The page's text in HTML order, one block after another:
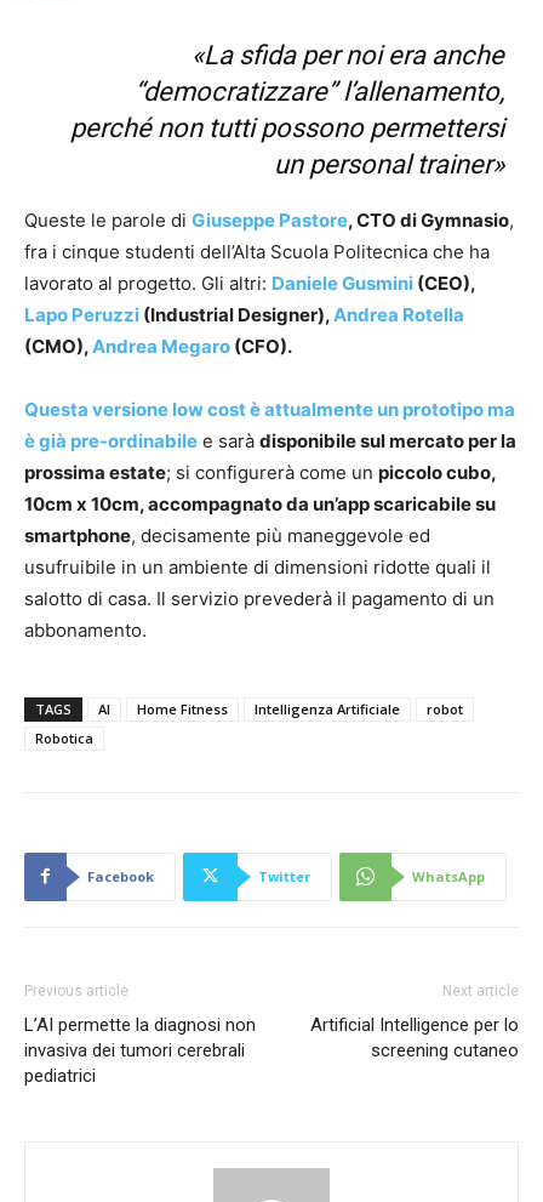
«La sfida per noi era anche
“democratizzare” l’allenamento,
perché non tutti possono permettersi
un personal trainer»
Queste le parole di Giuseppe Pastore, CTO di Gymnasio,
fra i cinque studenti dell’Alta Scuola Politecnica che ha
lavorato al progetto. Gli altri: Daniele Gusmini (CEO),
Lapo Peruzzi (Industrial Designer),Andrea Rotella
(CMO),Andrea Megaro (CFO).
Questa versione low cost è attualmente un prototipo ma
è già pre-ordinabile e sarà disponibile sul mercato per la
prossima estate; si configurerà come un piccolo cubo,
10cm x 10cm, accompagnato da un’app scaricabile su
smartphone, decisamente più maneggevole ed
usufruibile in un ambiente di dimensioni ridotte quali il
salotto di casa. Il servizio prevederà il pagamento di un
abbonamento.
TAGS AI Home Fitness Intelligenza Artificiale
robot
Robotica
Facebook Twitter WhatsApp
Previous article
L’AI permette la diagnosi non
invasiva dei tumori cerebrali
pediatrici
Next article
Artificial Intelligence per lo
screening cutaneo